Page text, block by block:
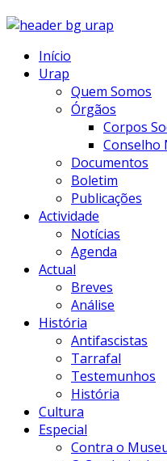
Início
Urap
Quem Somos
Órgãos
Corpos
Conselho
Documentos
Boletim
Publicações
Actividade
Notícias
Agenda
Actual
Breves
Análise
História
Antifascistas
Tarrafal
Testemunhos
História
Cultura
Especial
Contra o